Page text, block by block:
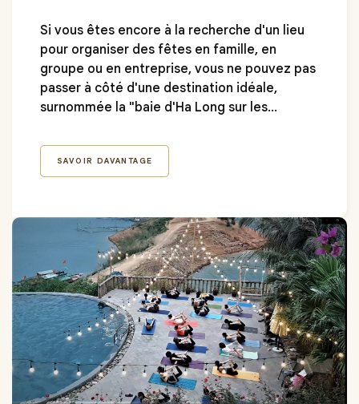
Si vous êtes encore à la recherche d'un lieu
pour organiser des fêtes en famille, en
groupe ou en entreprise, vous ne pouvez pas
passer à côté d'une destination idéale,
surnommée la "baie d'Ha Long sur les
Hoa Binh : leMai Chau Hideaway Resort
venant au Mai Chau Hideaway, les convives
aussi s'immerger dans un cadre
incroyablement relaxant, avec des paysages
poétiques et pittoresques qui ajoutent une
touche spéciale, faisant de chaque gala
dinner un moment mémorable.
SAVOIR DAVANTAGE